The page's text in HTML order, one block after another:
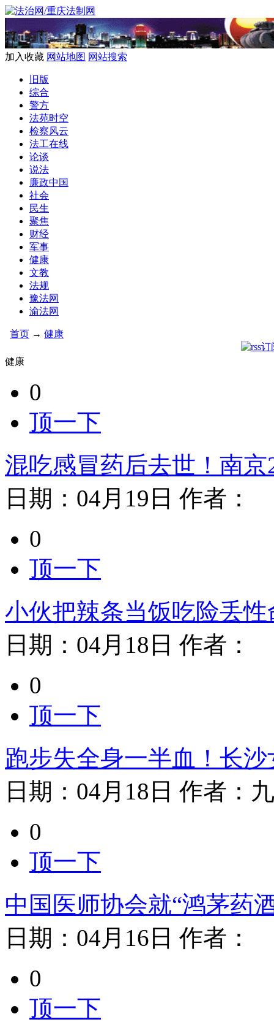
加入收藏 网站地图 网站搜索
旧版
综合
警方
法苑时空
检察风云
法工在线
论谈
说法
廉政中国
社会
民生
聚焦
财经
军事
健康
文教
法规
豫法网
渝法网
首页 → 健康
健康
0
顶一下
混吃感冒药后去世！南
日期： 04月19日 作者：
0
顶一下
小伙把辣条当饭吃险丢
日期： 04月18日 作者：
0
顶一下
跑步失全身一半血！长
日期： 04月18日 作者：
0
顶一下
中国医师协会就“鸿茅药
日期： 04月16日 作者：
0
顶一下